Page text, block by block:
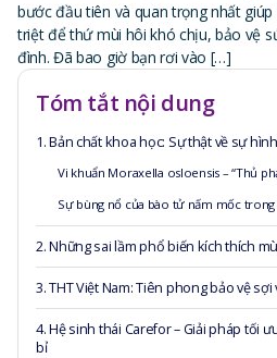
bước đầu tiên và quan trọng nhất
triệt để thứ mùi hôi khó chịu, bảo vệ
đình. Đã bao giờ bạn rơi vào […]
Tóm tắt nội dung
1. Bản chất khoa học: Sự thật về sự
Vi khuẩn Moraxella osloensis – “Thủ
Sự bùng nổ của bào tử nấm mốc
2. Những sai lầm phổ biến kích thích
3. THT Việt Nam: Tiên phong bảo vệ
4. Hệ sinh thái Carefor – Giải pháp tối
bỉ